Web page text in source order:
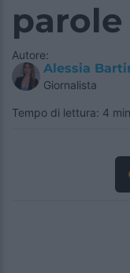
parole
Autore:
Alessia
Giornalista
Tempo di lettura: 4